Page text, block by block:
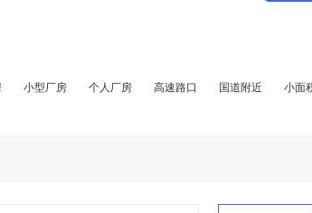
小型厂房 个人厂房 高速路口 国道附近 小面